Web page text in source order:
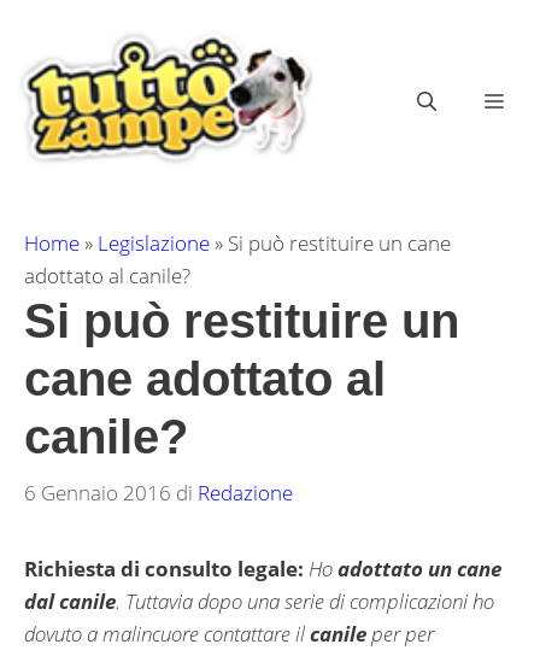
contenuto
Home» Legislazione» Si può restituire un cane
adottato al canile?
Si può restituire un
cane adottato al
canile?
6 Gennaio 2016 di Redazione
Richiesta di consulto legale: Hoadottato un cane
dal canile. Tuttavia dopo una serie di complicazioni ho
dovuto a malincuore contattare ilcanileper per